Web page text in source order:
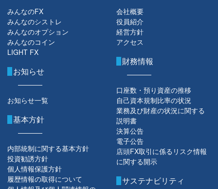
みんなのFX
みんなのシストレ
みんなのオプション
みんなのコイン
LIGHT FX
お知らせ
お知らせ一覧
会社概要
役員紹介
経営方針
アクセス
財務情報
口座数・預り資産の推移
自己資本規制比率の状況
業務及び財産の状況に関する
説明書
決算公告
電子公告
店頭FX取引に係るリスク情報
に関する開示
基本方針
内部統制に関する基本方針
投資勧誘方針
個人情報保護方針
履歴情報の取得について
サステナビリティ